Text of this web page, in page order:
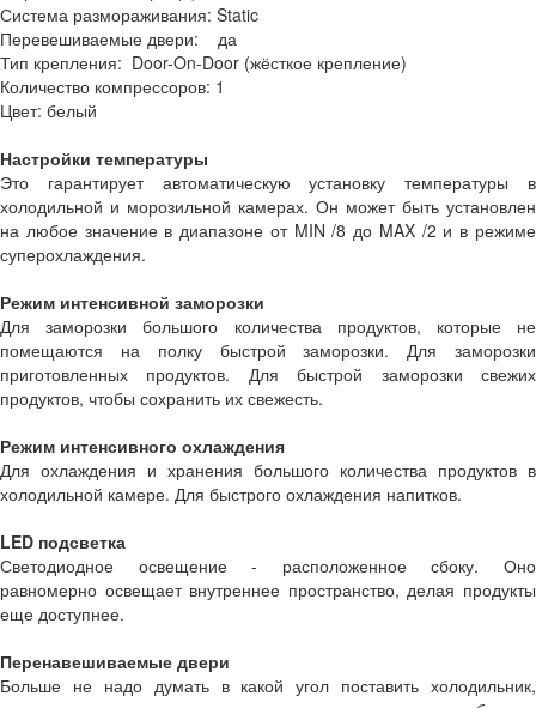
Система размораживания: Static
Перевешиваемые двери: да
Тип крепления: Door-On-Door (жёсткое крепление)
Количество компрессоров: 1
Цвет: белый
Настройки температуры
Это гарантирует автоматическую установку температуры в
холодильной и морозильной камерах. Он может быть установлен
на любое значение в диапазоне от MIN /8 до MAX /2 и в режиме
суперохлаждения.
Режим интенсивной заморозки
Для заморозки большого количества продуктов, которые не
помещаются на полку быстрой заморозки. Для заморозки
приготовленных продуктов. Для быстрой заморозки свежих
продуктов, чтобы сохранить их свежесть.
Режим интенсивного охлаждения
Для охлаждения и хранения большого количества продуктов в
холодильной камере. Для быстрого охлаждения напитков.
LED подсветка
Светодиодное освещение - расположенное сбоку. Оно
равномерно освещает внутреннее пространство, делая продукты
еще доступнее.
Перенавешиваемые двери
Больше не надо думать в какой угол поставить холодильник,